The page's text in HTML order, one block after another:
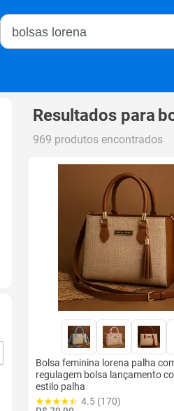
Buscar no Magalu
Resultados para
969 produtos encontrados
Bolsa feminina lorena palha
regulagem bolsa lançamento
estilo palha
4.5 (170)